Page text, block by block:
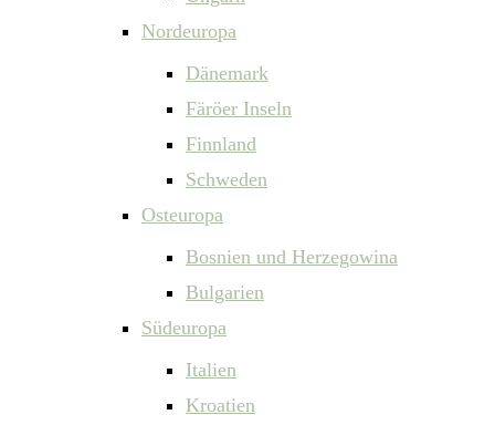
Nordeuropa
Dänemark
Färöer Inseln
Finnland
Schweden
Osteuropa
Bosnien und Herzegowina
Bulgarien
Südeuropa
Italien
Kroatien